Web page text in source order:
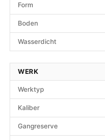
Form
Boden
Wasserdicht
WERK
Werktyp
Kaliber
Gangreserve